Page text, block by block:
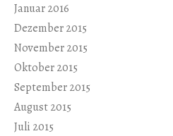
Januar 2016
Dezember 2015
November 2015
Oktober 2015
September 2015
August 2015
Juli 2015